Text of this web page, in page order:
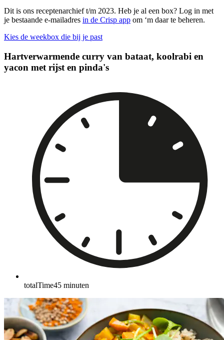
Dit is ons receptenarchief t/m 2023. Heb je al een box? Log in met
je bestaande e-mailadres in de Crisp app om ‘m daar te beheren.
Kies de weekbox die bij je past
Hartverwarmende curry van bataat, koolrabi en
yacon met rijst en pinda's
totalTime45 minuten